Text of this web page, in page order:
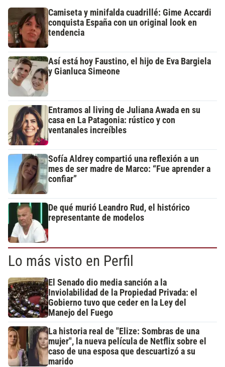
Camiseta y minifalda cuadrillé: Gime Accardi
conquista España con un original look en
tendencia
Así está hoy Faustino, el hijo de Eva Bargiela
y Gianluca Simeone
Entramos al living de Juliana Awada en su
casa en La Patagonia: rústico y con
ventanales increíbles
Sofía Aldrey compartió una reflexión a un
mes de ser madre de Marco: “Fue aprender a
confiar”
De qué murió Leandro Rud, el histórico
representante de modelos
Lo más visto en Perfil
El Senado dio media sanción a la
Inviolabilidad de la Propiedad Privada: el
Gobierno tuvo que ceder en la Ley del
Manejo del Fuego
La historia real de "Elize: Sombras de una
mujer", la nueva película de Netflix sobre el
caso de una esposa que descuartizó a su
marido